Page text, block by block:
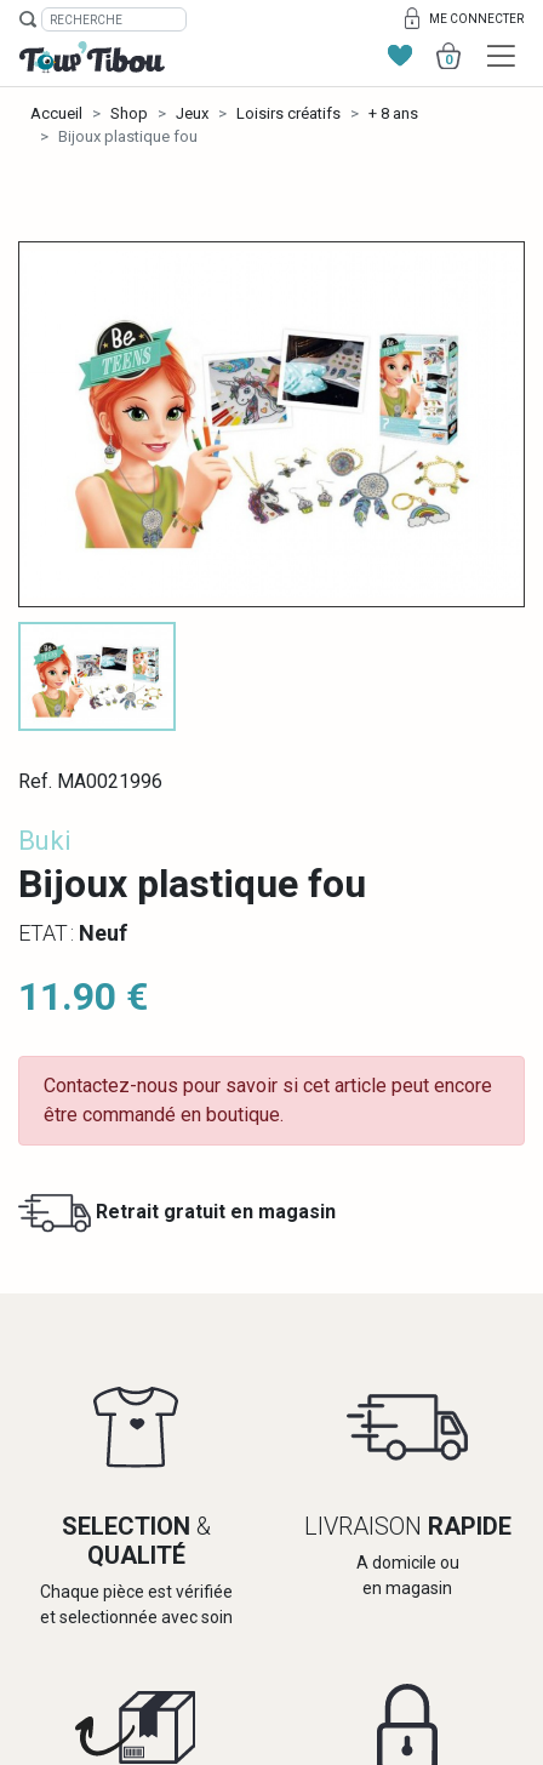
ME CONNECTER
0
Accueil Shop Jeux Loisirs créatifs
+ 8 ans
Bijoux plastique fou
Ref. MA0021996
Buki
Bijoux plastique fou
ETAT : Neuf
11.90 €
Contactez-nous pour savoir si cet article peut encore
être commandé en boutique.
Retrait gratuit en magasin
SELECTION &
QUALITÉ
Chaque pièce est vérifiée
et selectionnée avec soin
LIVRAISON RAPIDE
A domicile ou
en magasin